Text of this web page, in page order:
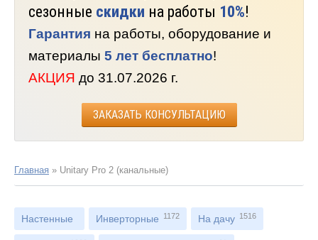
сезонные скидки на работы 10%!
Гарантия на работы, оборудование и
материалы 5 лет бесплатно!
АКЦИЯ до 31.07.2026 г.
ЗАКАЗАТЬ КОНСУЛЬТАЦИЮ
Главная » Unitary Pro 2 (канальные)
Настенные Инверторные 1172 На дачу 1516